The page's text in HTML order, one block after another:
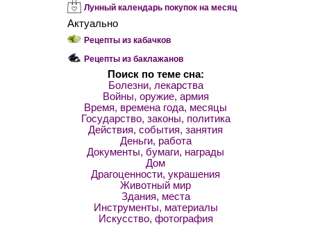
Лунный календарь покупок на месяц
Актуально
Рецепты из кабачков
Рецепты из баклажанов
Поиск по теме сна:
Болезни, лекарства
Войны, оружие, армия
Время, времена года, месяцы
Государство, законы, политика
Действия, события, занятия
Деньги, работа
Документы, бумаги, награды
Дом
Драгоценности, украшения
Животный мир
Здания, места
Инструменты, материалы
Искусство, фотография